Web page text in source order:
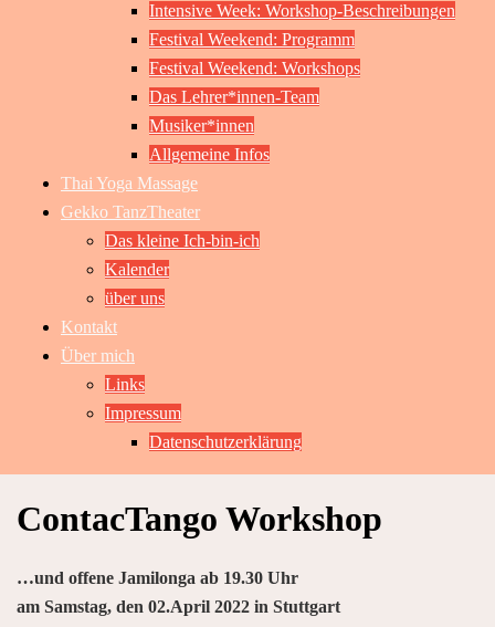
Intensive Week: Workshop-Beschreibungen
Festival Weekend: Programm
Festival Weekend: Workshops
Das Lehrer*innen-Team
Musiker*innen
Allgemeine Infos
Thai Yoga Massage
Gekko TanzTheater
Das kleine Ich-bin-ich
Kalender
über uns
Kontakt
Über mich
Links
Impressum
Datenschutzerklärung
ContacTango Workshop
…und offene Jamilonga ab 19.30 Uhr
am Samstag, den 02.April 2022 in Stuttgart